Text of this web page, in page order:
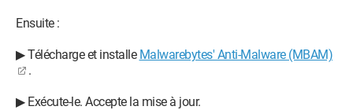
Ensuite :
▶ Télécharge et installe Malwarebytes' Anti-Malware (MBAM)
.
▶ Exécute-le. Accepte la mise à jour.